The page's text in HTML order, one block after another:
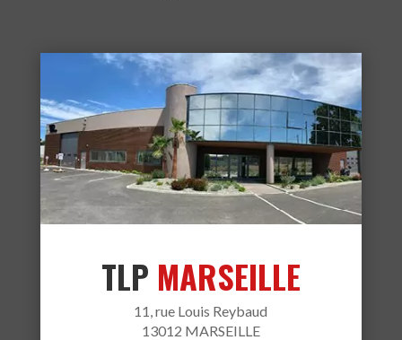
TLP MARSEILLE
11, rue Louis Reybaud
13012 MARSEILLE